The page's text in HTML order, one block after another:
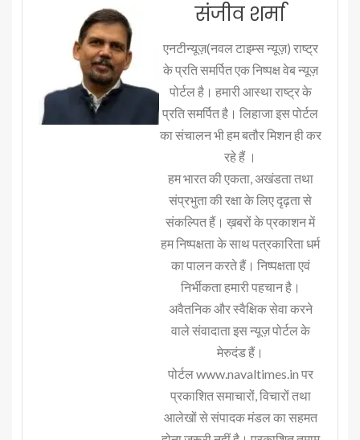
संजीव शर्मा
एनटीन्यूज़(नवल टाइम्स न्यूज़) राष्ट्र
के प्रति समर्पित एक निष्पक्ष वेब न्यूज़
पोर्टल है। हमारी आस्था राष्ट्र के
प्रति समर्पित है। लिहाजा इस पोर्टल
का संचालन भी हम बतौर मिशन ही कर
रहे हैं ।
हम भारत की एकता, अखंडता तथा
संप्रभुता की रक्षा के लिए दृढ़ता से
संकल्पित हैं। ख़बरों के प्रकाशन में
हम निष्पक्षता के साथ पत्रकारिता धर्म
का पालन करते हैं। निष्पक्षता एवं
निर्भीकता हमारी पहचान है।
अवैतनिक और स्वैक्षिक सेवा करने
वाले संवादाता इस न्यूज़ पोर्टल के
मेरुदंड हैं।
पोर्टल www.navaltimes.in पर
प्रकाशित समाचारों, विचारों तथा
आलेखों से संपादक मंडल का सहमत